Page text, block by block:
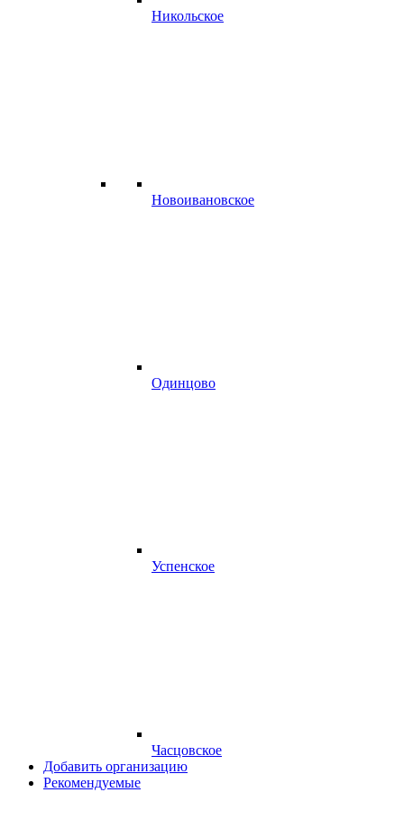
Никольское
Новоивановское
Одинцово
Успенское
Часцовское
Добавить организацию
Рекомендуемые